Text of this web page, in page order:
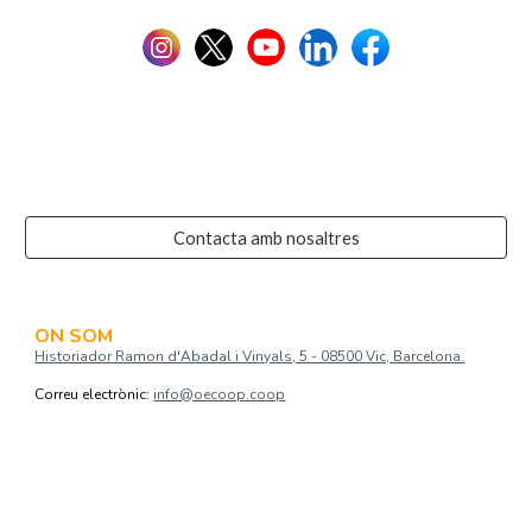
Contacta amb nosaltres
ON SOM
Historiador Ramon d'Abadal i Vinyals, 5 - 08500 Vic, Barcelona.
Correu electrònic: info@oecoop.coop